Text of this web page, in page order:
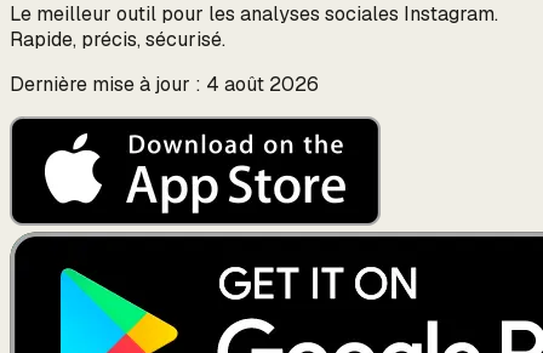
Le meilleur outil pour les analyses sociales Instagram.
Rapide, précis, sécurisé.
Dernière mise à jour : 4 août 2026